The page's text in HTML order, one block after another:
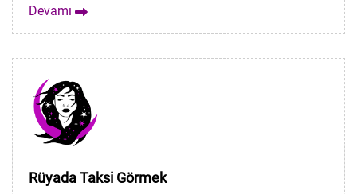
Devamı
Rüyada Taksi Görmek